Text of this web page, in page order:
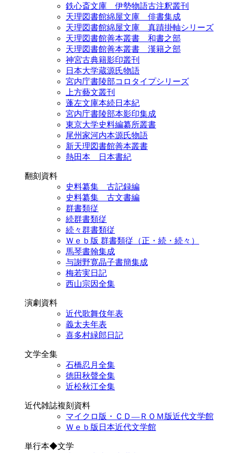
鉄心斎文庫 伊勢物語古注釈叢刊
天理図書館綿屋文庫 俳書集成
天理図書館綿屋文庫 真蹟掛軸シリーズ
天理図書館善本叢書 和書之部
天理図書館善本叢書 漢籍之部
神宮古典籍影印叢刊
日本大学蔵源氏物語
宮内庁書陵部コロタイプシリーズ
上方藝文叢刊
蓬左文庫本続日本紀
宮内庁書陵部本影印集成
東京大学史料編纂所叢書
尾州家河内本源氏物語
新天理図書館善本叢書
熱田本 日本書紀
翻刻資料
史料纂集 古記録編
史料纂集 古文書編
群書類従
続群書類従
続々群書類従
Ｗｅｂ版 群書類従（正・続・続々）
馬琴書翰集成
与謝野寛晶子書簡集成
梅若実日記
西山宗因全集
演劇資料
近代歌舞伎年表
義太夫年表
喜多村緑郎日記
文学全集
石橋忍月全集
徳田秋聲全集
近松秋江全集
近代雑誌複刻資料
マイクロ版・ＣＤ―ＲＯＭ版近代文学館
Ｗｅｂ版日本近代文学館
単行本◆文学